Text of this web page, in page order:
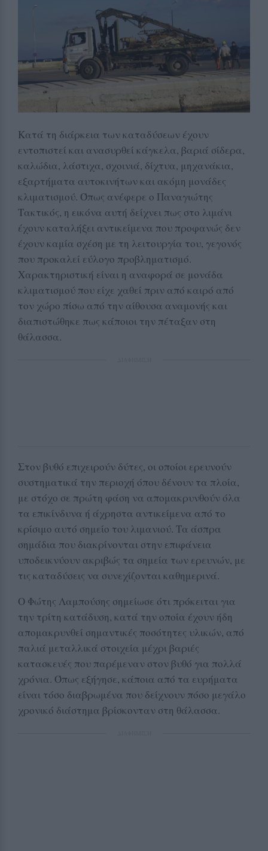
Κατά τη διάρκεια των καταδύσεων έχουν
εντοπιστεί και ανασυρθεί κάγκελα, βαριά σίδερα,
καλώδια, λάστιχα, σχοινιά, δίχτυα, μηχανάκια,
εξαρτήματα αυτοκινήτων και ακόμη μονάδες
κλιματισμού. Όπως ανέφερε ο Παναγιώτης
Τακτικός, η εικόνα αυτή δείχνει πως στο λιμάνι
έχουν καταλήξει αντικείμενα που προφανώς δεν
έχουν καμία σχέση με τη λειτουργία του, γεγονός
που προκαλεί εύλογο προβληματισμό.
Χαρακτηριστική είναι η αναφορά σε μονάδα
κλιματισμού που είχε χαθεί πριν από καιρό από
τον χώρο πίσω από την αίθουσα αναμονής και
διαπιστώθηκε πως κάποιοι την πέταξαν στη
θάλασσα.
Στον βυθό επιχειρούν δύτες, οι οποίοι ερευνούν
συστηματικά την περιοχή όπου δένουν τα πλοία,
με στόχο σε πρώτη φάση να απομακρυνθούν όλα
τα επικίνδυνα ή άχρηστα αντικείμενα από το
κρίσιμο αυτό σημείο του λιμανιού. Τα άσπρα
σημάδια που διακρίνονται στην επιφάνεια
υποδεικνύουν ακριβώς τα σημεία των ερευνών, με
τις καταδύσεις να συνεχίζονται καθημερινά.
Ο Φώτης Λαμπούσης σημείωσε ότι πρόκειται για
την τρίτη κατάδυση, κατά την οποία έχουν ήδη
απομακρυνθεί σημαντικές ποσότητες υλικών, από
παλιά μεταλλικά στοιχεία μέχρι βαριές
κατασκευές που παρέμεναν στον βυθό για πολλά
χρόνια. Όπως εξήγησε, κάποια από τα ευρήματα
είναι τόσο διαβρωμένα που δείχνουν πόσο μεγάλο
χρονικό διάστημα βρίσκονταν στη θάλασσα.